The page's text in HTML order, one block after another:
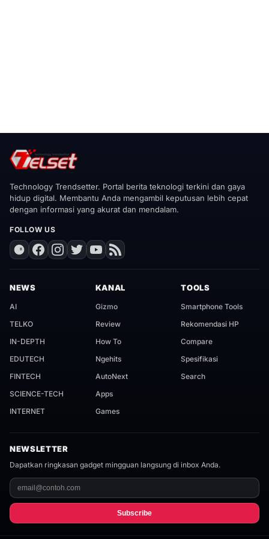
Technology Trendsetter. Portal berita teknologi terkini dan gaya
hidup digital. Membantu Anda mengambil keputusan lebih cepat
dengan informasi yang akurat dan mendalam.
FOLLOW US
NEWS
AI
TELKO
IN-DEPTH
EDUTECH
FINTECH
SCIENCE-TECH
INTERNET
KANAL
Gizmo
Review
How To
Ngehits
AutoNext
Apps
Games
TOOLS
Smartphone Tools
Rekomendasi HP
Compare
Spesifikasi
Search
NEWSLETTER
Dapatkan ringkasan gadget mingguan langsung di inbox Anda.
Subscribe